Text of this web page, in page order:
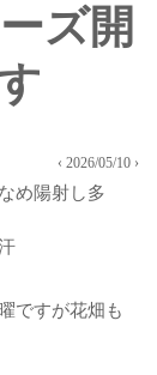
ズ開
‹ 2026/05/10 ›
め陽射し多
ですが花畑も